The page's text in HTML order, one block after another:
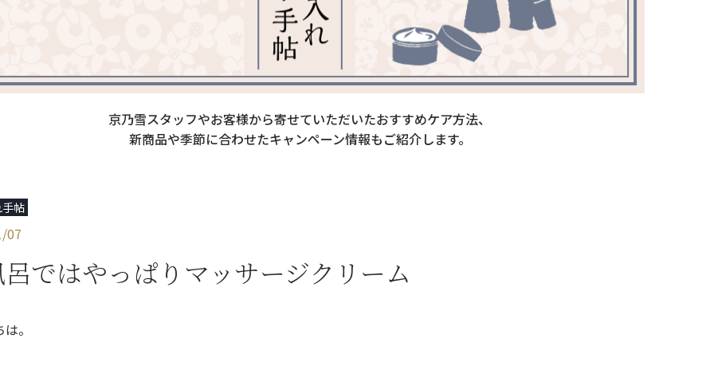
京乃雪スタッフやお客様から寄せていただいたおすすめケア方法、
新商品や季節に合わせたキャンペーン情報もご紹介します。
帖
07
ではやっぱりマッサージクリーム
。